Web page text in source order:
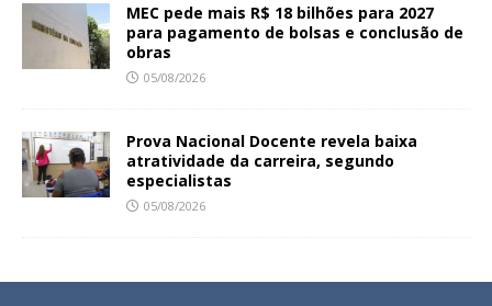
MEC pede mais R$ 18 bilhões para 2027
para pagamento de bolsas e conclusão de
obras
05/08/2026
Prova Nacional Docente revela baixa
atratividade da carreira, segundo
especialistas
05/08/2026